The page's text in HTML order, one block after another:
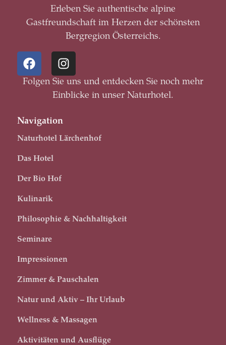
Erleben Sie authentische alpine
Gastfreundschaft im Herzen der schönsten
Bergregion Österreichs.
Folgen Sie uns und entdecken Sie noch mehr
Einblicke in unser Naturhotel.
Navigation
Naturhotel Lärchenhof
Das Hotel
Der Bio Hof
Kulinarik
Philosophie & Nachhaltigkeit
Seminare
Impressionen
Zimmer & Pauschalen
Natur und Aktiv – Ihr Urlaub
Wellness & Massagen
Aktivitäten und Ausflüge